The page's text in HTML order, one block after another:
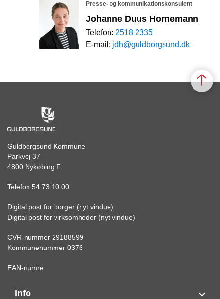
Presse- og kommunikationskonsulent
Johanne Duus Hornemann
Telefon: 2518 2335
E-mail: jdh@guldborgsund.dk
Guldborgsund Kommune
Parkvej 37
4800 Nykøbing F
Telefon 54 73 10 00
Digital post for borger (nyt vindue)
Digital post for virksomheder (nyt vindue)
CVR-nummer 29188599
Kommunenummer 0376
EAN-numre
Info